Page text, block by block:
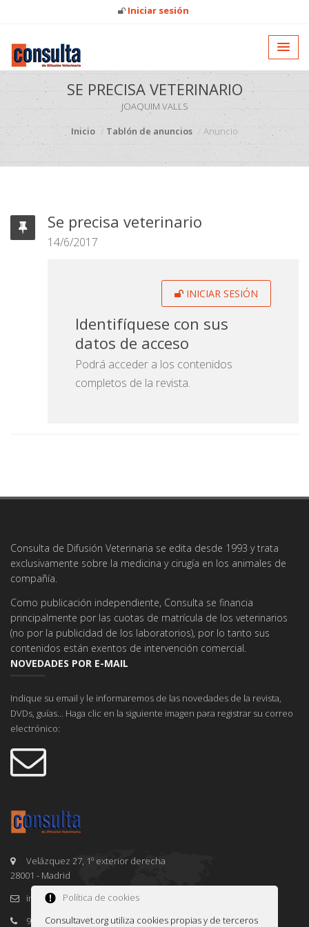
Iniciar sesión
SE PRECISA VETERINARIO
JOAQUIM VALLS
Inicio
Tablón de anuncios Anuncio
Se precisa veterinario
14/6/2017
INICIAR SESIÓN
Identifíquese con sus
datos de acceso
Podrá acceder a los contenidos
completos de la revista.
Consulta de Difusión Veterinaria se edita desde 1993 y trata
exclusivamente sobre la medicina y cirugía en los animales de
compañía.
Como publicación independiente, Consulta se financia
principalmente por las cuotas de matrícula de los veterinarios
(no por la publicidad de los laboratorios), por lo tanto sus
contenidos están exentos de intervención comercial.
NOVEDADES POR E-MAIL
Indique su email y le informaremos de las novedades de la revista,
DVDs, guías... Haga clic en la siguiente imagen para registrar su correo
electrónico:
Velázquez 27, 1º exterior derecha
28001 - Madrid
info@consultavet.org
91 995 38 25
Política de cookies
Consultavet.org utiliza cookies propias y de terceros